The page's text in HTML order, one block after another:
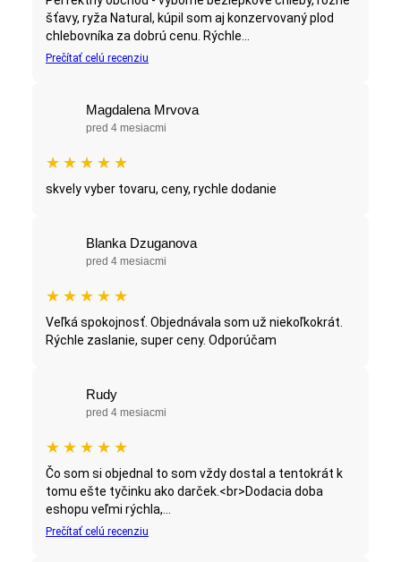
šťavy, ryža Natural, kúpil som aj konzervovaný plod
chlebovníka za dobrú cenu. Rýchle...
Prečítať celú recenziu
Magdalena Mrvova
pred 4 mesiacmi
★ ★ ★ ★ ★
skvely vyber tovaru, ceny, rychle dodanie
Blanka Dzuganova
pred 4 mesiacmi
★ ★ ★ ★ ★
Veľká spokojnosť. Objednávala som už niekoľkokrát.
Rýchle zaslanie, super ceny. Odporúčam
Rudy
pred 4 mesiacmi
★ ★ ★ ★ ★
Čo som si objednal to som vždy dostal a tentokrát k
tomu ešte tyčinku ako darček.<br>Dodacia doba
eshopu veľmi rýchla,...
Prečítať celú recenziu